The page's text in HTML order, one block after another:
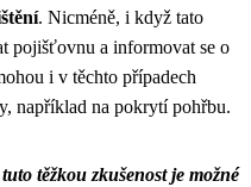
. Nicméně, i když tato
pojišťovnu a informovat se o
i v těchto případech
například na pokrytí pohřbu.
těžkou zkušenost je možné